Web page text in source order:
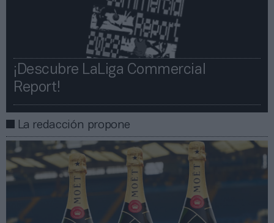
¡Descubre LaLiga Commercial
Report!​​
La redacción propone